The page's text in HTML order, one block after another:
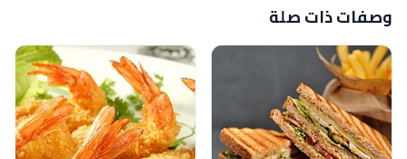
وصفات ذات صلة